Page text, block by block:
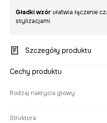
Gładki wzór ułatwia łączenie
stylizacjami.
Szczegóły produktu
Cechy produktu
Rodzaj nakrycia głowy
Struktura